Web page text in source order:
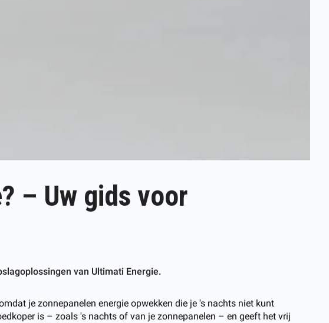
– Uw gids voor
van Ultimati Energie.
je zonnepanelen energie opwekken die je 's nachts niet kunt
is – zoals 's nachts of van je zonnepanelen – en geeft het vrij